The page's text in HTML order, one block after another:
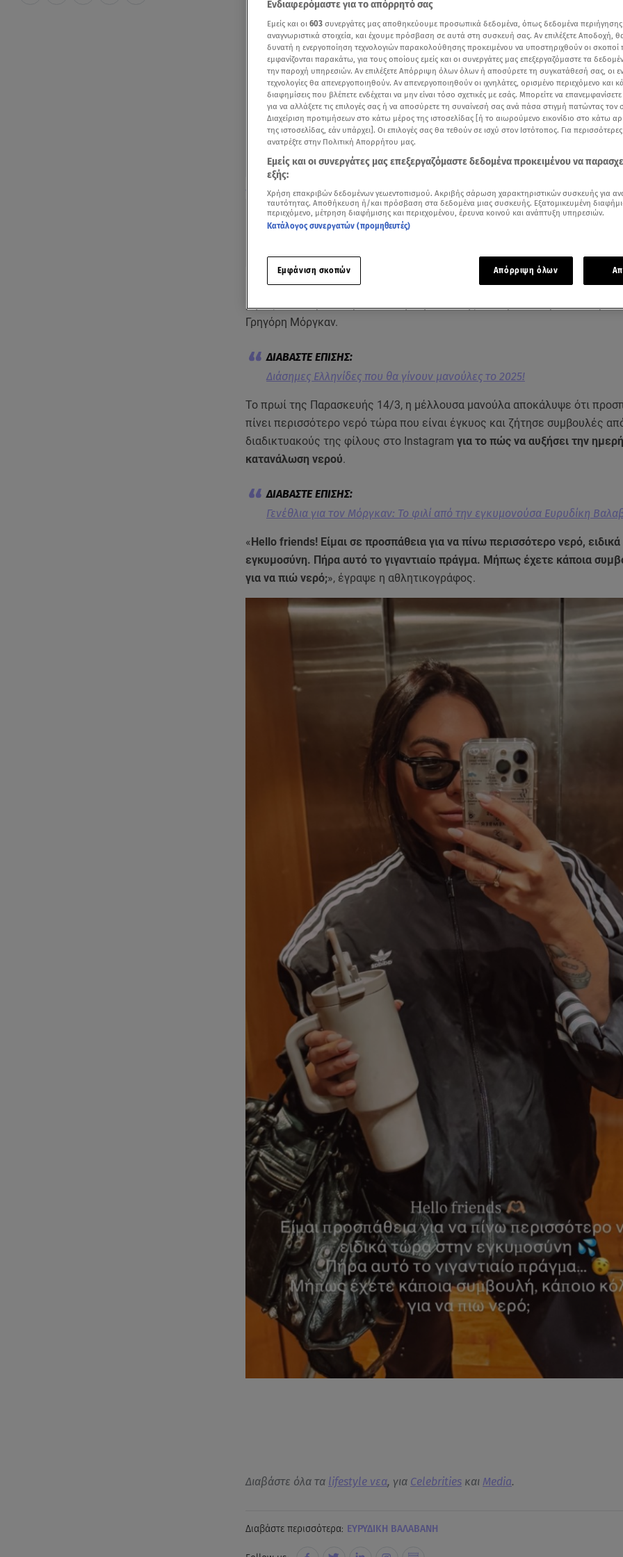
Ευρυδίκη Βαλαβάνη: Η αποκάλυψη για το φύλο του μωρού / Βίντεο: Χαμογέλα και Πάλι
Δείτε περισσότερα άρθρα μας στα αποτελέσματα αναζήτησης
Ευρυδίκη Βαλαβάνηδιανύει τον 5ο μήνα της εγκυμοσύνης της και σε
Γρηγόρη Μόργκαν.
Διάσημες Ελληνίδες που θα γίνουν μανούλες το 2025!
Το πρωί της Παρασκευής 14/3, η μέλλουσα μανούλα αποκάλυψε ότι
πίνει περισσότερο νερό τώρα που είναι έγκυος και ζήτησε συμβουλές
διαδικτυακούς της φίλους στο Instagram για το πώς να αυξήσει την
κατανάλωση νερού.
Γενέθλια για τον Μόργκαν: Το φιλί από την εγκυμονούσα Ευρυδίκη
« Hello friends! Είμαι σε προσπάθεια για να πίνω περισσότερο νερό,
εγκυμοσύνη. Πήρα αυτό το γιγαντιαίο πράγμα. Μήπως έχετε κάποια
για να πιώ νερό;», έγραψε η αθλητικογράφος.
Διαβάστε όλα τα lifestyle νεα, για Celebritiesκαι Media.
Διαβάστε περισσότερα: ΕΥΡΥΔΙΚΗ ΒΑΛΑΒΑΝΗ
Ενδιαφερόμαστε για το απόρρητό σας
Εμείς και οι 603 συνεργάτες μας αποθηκεύουμε προσωπικά δεδομένα, όπως δεδομένα
αναγνωριστικά στοιχεία, και έχουμε πρόσβαση σε αυτά στη συσκευή σας. Αν επιλέξετε Αποδοχή,
δυνατή η ενεργοποίηση τεχνολογιών παρακολούθησης προκειμένου να υποστηριχθούν οι σκοποί
εμφανίζονται παρακάτω, για τους οποίους εμείς και οι συνεργάτες μας επεξεργαζόμαστε τα
την παροχή υπηρεσιών. Αν επιλέξετε Απόρριψη όλων όλων ή αποσύρετε τη συγκατάθεσή σας, οι
τεχνολογίες θα απενεργοποιηθούν. Αν απενεργοποιηθούν οι ιχνηλάτες, ορισμένο περιεχόμενο και
διαφημίσεις που βλέπετε ενδέχεται να μην είναι τόσο σχετικές με εσάς. Μπορείτε να
για να αλλάξετε τις επιλογές σας ή να αποσύρετε τη συναίνεσή σας ανά πάσα στιγμή πατώντας τον
Διαχείριση προτιμήσεων στο κάτω μέρος της ιστοσελίδας [ή το αιωρούμενο εικονίδιο στο κάτω
της ιστοσελίδας, εάν υπάρχει]. Οι επιλογές σας θα τεθούν σε ισχύ στον Ιστότοπος. Για
ανατρέξτε στην Πολιτική Απορρήτου μας.
Εμείς και οι συνεργάτες μας επεξεργαζόμαστε δεδομένα προκειμένου να
εξής:
Χρήση επακριβών δεδομένων γεωεντοπισμού. Ακριβής σάρωση χαρακτηριστικών συσκευής για
ταυτότητας. Αποθήκευση ή/και πρόσβαση στα δεδομένα μιας συσκευής. Εξατομικευμένη
περιεχόμενο, μέτρηση διαφήμισης και περιεχομένου, έρευνα κοινού και ανάπτυξη υπηρεσιών.
Κατάλογος συνεργατών (προμηθευτές)
Εμφάνιση σκοπών Απόρριψη όλων